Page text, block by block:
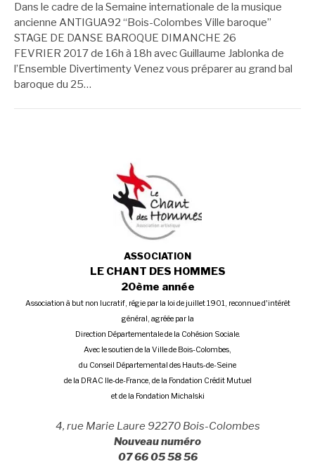
Dans le cadre de la Semaine internationale de la musique
ancienne ANTIGUA92 “Bois-Colombes Ville baroque”
STAGE DE DANSE BAROQUE DIMANCHE 26
FEVRIER 2017 de 16h à 18h avec Guillaume Jablonka de
l’Ensemble Divertimenty Venez vous préparer au grand bal
baroque du 25…
ASSOCIATION
LE CHANT DES HOMMES
20ème année
Association à but non lucratif, régie par la loi de juillet 1901, reconnue d'intérêt
général, agréée par la
Direction Départementale de la Cohésion Sociale.
Avec le soutien de la Ville de Bois-Colombes,
du Conseil Départemental des Hauts-de-Seine
de la DRAC Ile-de-France, de la Fondation Crédit Mutuel
et de la Fondation Michalski
4, rue Marie Laure 92270 Bois-Colombes
Nouveau numéro
07 66 05 58 56